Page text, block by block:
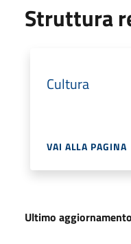
Struttura
Cultura
VAI ALLA PAGINA
Ultimo aggiornamento